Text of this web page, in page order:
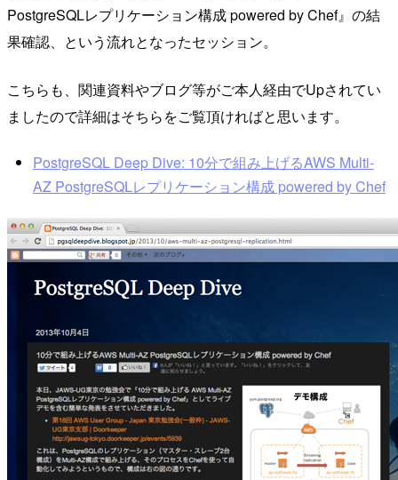
PostgreSQLレプリケーション構成 powered by Chef』の結
果確認、という流れとなったセッション。
こちらも、関連資料やブログ等がご本人経由でUpされてい
ましたので詳細はそちらをご覧頂ければと思います。
PostgreSQL Deep Dive: 10分で組み上げるAWS Multi-
AZ PostgreSQLレプリケーション構成 powered by Chef